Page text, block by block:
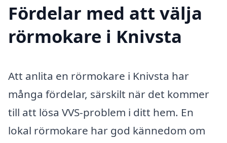
Fördelar med att välja
rörmokare i Knivsta
Att anlita en rörmokare i Knivsta har
många fördelar, särskilt när det kommer
till att lösa VVS-problem i ditt hem. En
lokal rörmokare har god kännedom om